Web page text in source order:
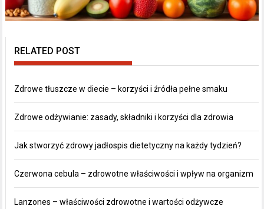
RELATED POST
Zdrowe tłuszcze w diecie – korzyści i źródła pełne smaku
Zdrowe odżywianie: zasady, składniki i korzyści dla zdrowia
Jak stworzyć zdrowy jadłospis dietetyczny na każdy tydzień?
Czerwona cebula – zdrowotne właściwości i wpływ na organizm
Lanzones – właściwości zdrowotne i wartości odżywcze